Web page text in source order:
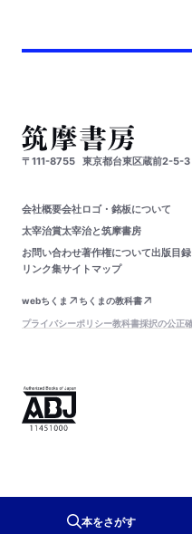
本をさがす
〒111-8755 東京都台東区蔵前2-5-3
会社概要会社ロゴ・銘板について
太宰治賞太宰治と筑摩書房
お問い合わせ著作権について出版目録
リンク集サイトマップ
webちくま
ちくまの教科書
プライバシーポリシー教科書採択の公正